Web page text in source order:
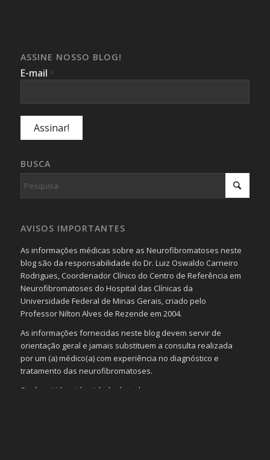
ASSINE NOSSO BLOG!
E-mail *
BUSCA
AVISOS IMPORTANTES
As informações médicas sobre as Neurofibromatoses neste
blog são da responsabilidade do Dr. Luiz Oswaldo Carneiro
Rodrigues, Coordenador Clínico do Centro de Referência em
Neurofibromatoses do Hospital das Clínicas da
Universidade Federal de Minas Gerais, criado pelo
Professor Nilton Alves de Rezende em 2004.
As informações fornecidas neste blog devem servir de
orientação geral e jamais substituem a consulta realizada
por um (a) médico(a) com experiência no diagnóstico e
tratamento das neurofibromatoses.
Será omitida a identidade de todas as pessoas que